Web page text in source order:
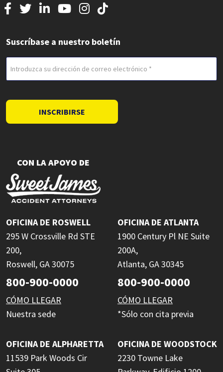
Suscríbase a nuestro boletín
electrónico
INSCRIBIRSE
CON LA APOYO DE
OFICINA DE ROSWELL
295 W Crossville Rd STE
200,
Roswell, GA 30075
800-900-0000
CÓMO LLEGAR
Nuestra sede
OFICINA DE ATLANTA
1900 Century Pl NE Suite
200A,
Atlanta, GA 30345
800-900-0000
CÓMO LLEGAR
*Sólo con cita previa
OFICINA DE ALPHARETTA
11539 Park Woods Cir
OFICINA DE WOODSTOCK
2230 Towne Lake